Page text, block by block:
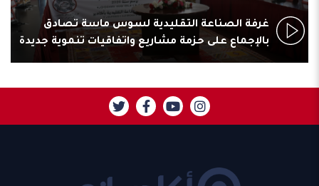
غرفة الصناعة التقليدية لسوس ماسة تصادق
بالإجماع على حزمة مشاريع واتفاقيات تنموية جديدة